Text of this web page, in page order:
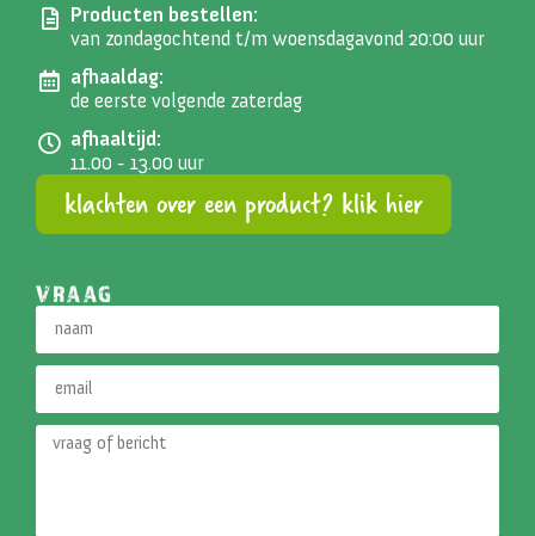
Producten bestellen:
van zondagochtend t/m woensdagavond 20:00 uur
afhaaldag:
de eerste volgende zaterdag
afhaaltijd:
11.00 - 13.00 uur
klachten over een product? klik hier
VRAAG